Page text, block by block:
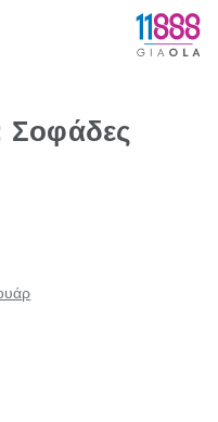
Σοφάδες